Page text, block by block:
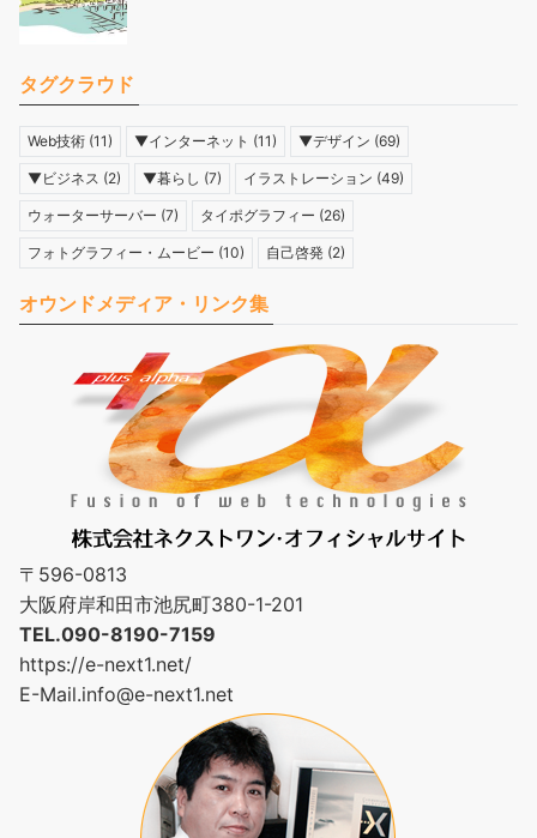
タグクラウド
Web技術 (11) ▼インターネット (11) ▼デザイン (69)
▼ビジネス (2) ▼暮らし (7) イラストレーション (49)
ウォーターサーバー (7) タイポグラフィー (26)
フォトグラフィー・ムービー (10) 自己啓発 (2)
オウンドメディア・リンク集
〒596-0813
大阪府岸和田市池尻町380-1-201
TEL.090-8190-7159
https://e-next1.net/
E-Mail.info@e-next1.net